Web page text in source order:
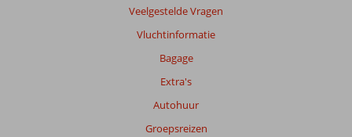
Veelgestelde Vragen
Vluchtinformatie
Bagage
Extra's
Autohuur
Groepsreizen